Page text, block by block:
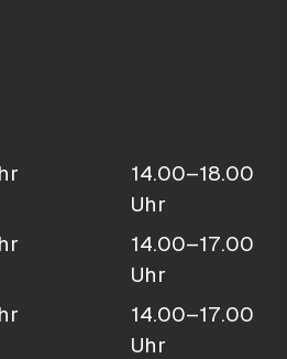
14.00–18.00
Uhr
14.00–17.00
Uhr
14.00–17.00
Uhr